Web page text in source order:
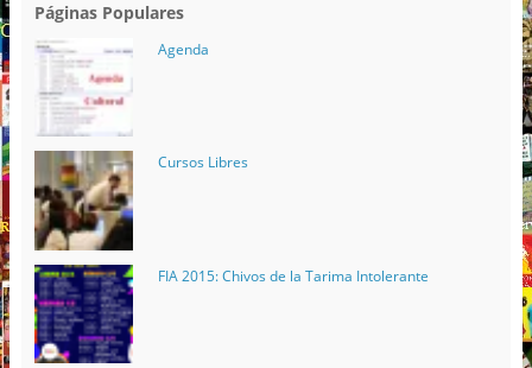
Páginas Populares
Agenda
Cursos Libres
FIA 2015: Chivos de la Tarima Intolerante